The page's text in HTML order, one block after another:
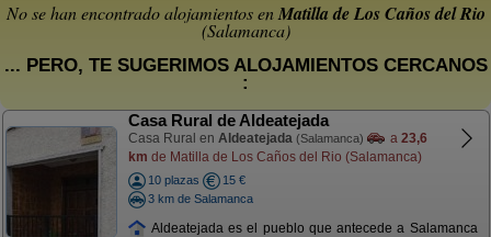
No se han encontrado alojamientos enMatilla de Los Caños del Rio
(Salamanca)
... PERO, TE SUGERIMOS ALOJAMIENTOS CERCANOS
:
Casa Rural de Aldeatejada
Casa Rural en Aldeatejada (Salamanca) a 23,6
km de Matilla de Los Caños del Rio (Salamanca)
10 plazas
15 €
3 km de Salamanca
Aldeatejada es el pueblo que antecede a Salamanca